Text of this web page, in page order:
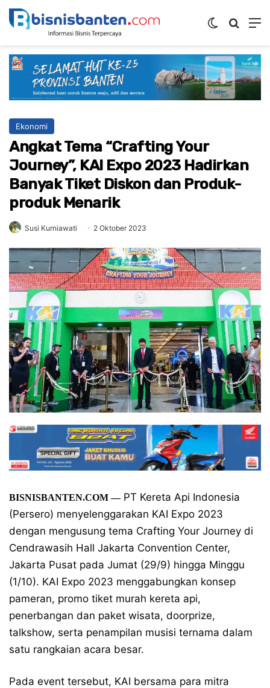
Switch skin
Ekonomi
Angkat Tema “Crafting Your
Journey”, KAI Expo 2023 Hadirkan
Banyak Tiket Diskon dan Produk-
produk Menarik
Susi Kurniawati 2 Oktober 2023
BISNISBANTEN.COM —PT Kereta Api Indonesia
(Persero) menyelenggarakan KAI Expo 2023
dengan mengusung tema Crafting Your Journey di
Cendrawasih Hall Jakarta Convention Center,
Jakarta Pusat pada Jumat (29/9) hingga Minggu
(1/10). KAI Expo 2023 menggabungkan konsep
pameran, promo tiket murah kereta api,
penerbangan dan paket wisata, doorprize,
talkshow, serta penampilan musisi ternama dalam
satu rangkaian acara besar.
Pada event tersebut, KAI bersama para mitra